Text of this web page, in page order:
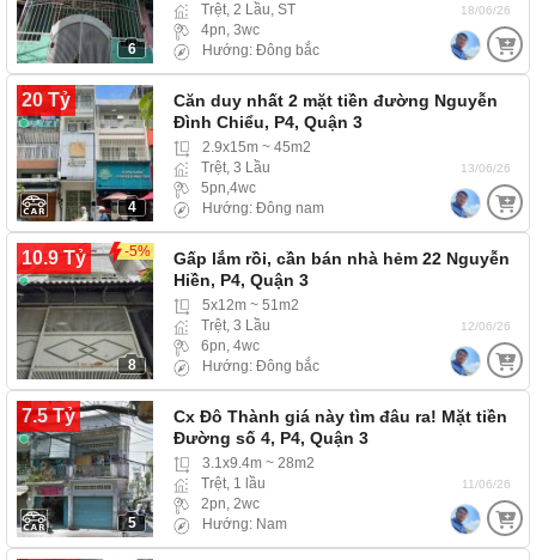
6
Trệt, 2 Lầu, ST
4pn, 3wc
Hướng: Đông bắc
18/06/26
20 Tỷ
4
Căn duy nhất 2 mặt tiền đường Nguyễn
Đình Chiểu, P4, Quận 3
2.9x15m ~ 45m2
Trệt, 3 Lầu
5pn,4wc
Hướng: Đông nam
13/06/26
10.9 Tỷ -5%
8
Gấp lắm rồi, cần bán nhà hẻm 22 Nguyễn
Hiền, P4, Quận 3
5x12m ~ 51m2
Trệt, 3 Lầu
6pn, 4wc
Hướng: Đông bắc
12/06/26
7.5 Tỷ
5
Cx Đô Thành giá này tìm đâu ra! Mặt tiền
Đường số 4, P4, Quận 3
3.1x9.4m ~ 28m2
Trệt, 1 lầu
2pn, 2wc
Hướng: Nam
11/06/26